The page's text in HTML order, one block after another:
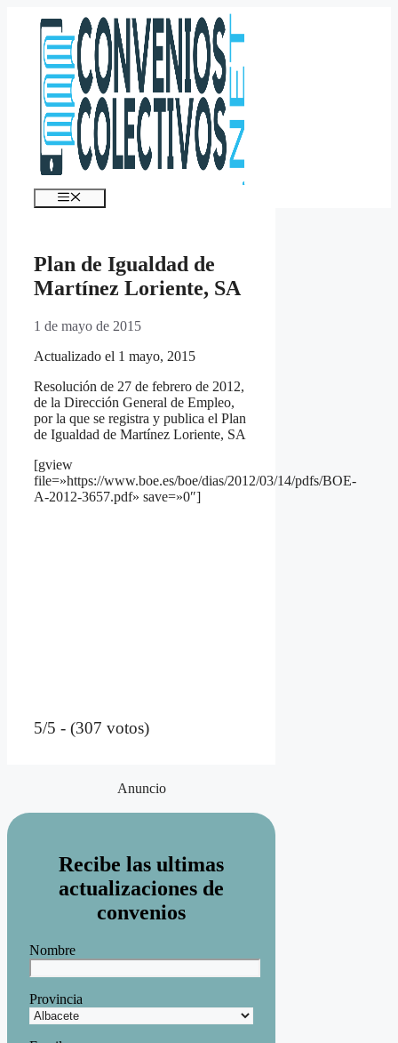
contenido
Menú
Plan de Igualdad de
Martínez Loriente, SA
1 de mayo de 2015
Actualizado el 1 mayo, 2015
Resolución de 27 de febrero de 2012,
de la Dirección General de Empleo,
por la que se registra y publica el Plan
de Igualdad de Martínez Loriente, SA
[gview
file=»https://www.boe.es/boe/dias/2012/03/14/pdfs/BOE-
A-2012-3657.pdf» save=»0″]
5/5 - (307 votos)
Anuncio
Recibe las ultimas
actualizaciones de
convenios
Nombre
Provincia